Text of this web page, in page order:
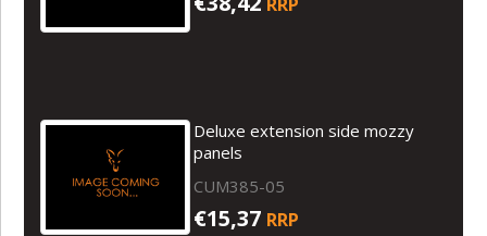
Deluxe extension side mozzy
panels
CUM385-05
€15,37 RRP